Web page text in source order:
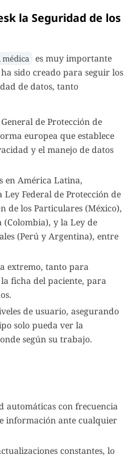
la Seguridad de los
es muy importante
sido creado para seguir los
de datos, tanto
de Protección de
europea que establece
y el manejo de datos
en América Latina,
Federal de Protección de
de los Particulares (México),
(Colombia), y la Ley de
(Perú y Argentina), entre
extremo, tanto para
ficha del paciente, para
de usuario, asegurando
solo pueda ver la
según su trabajo.
automáticas con frecuencia
información ante cualquier
constantes, lo